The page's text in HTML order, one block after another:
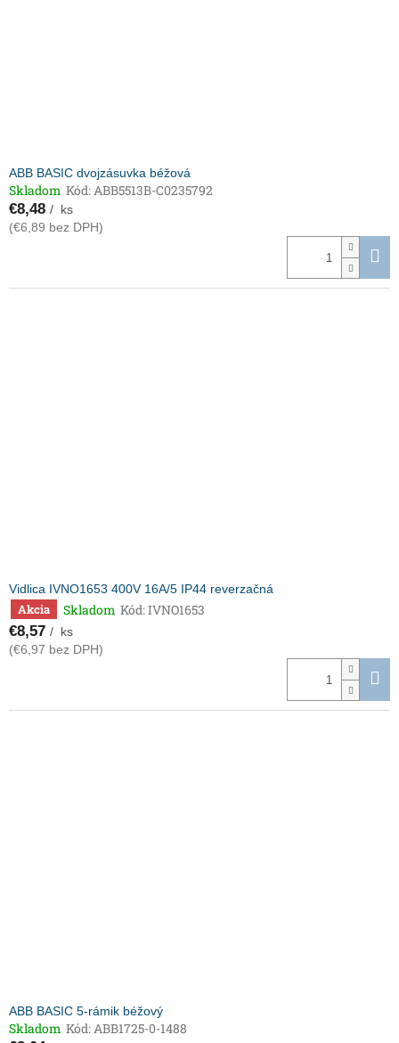
ABB BASIC dvojzásuvka béžová
Skladom Kód:ABB5513B-C0235792
€8,48 / ks
(€6,89 bez DPH)
Vidlica IVNO1653 400V 16A/5 IP44 reverzačná
Akcia Skladom Kód:IVNO1653
€8,57 / ks
(€6,97 bez DPH)
ABB BASIC 5-rámik béžový
Skladom Kód:ABB1725-0-1488